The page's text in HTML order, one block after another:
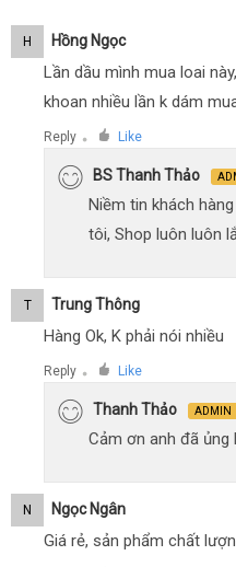
H Hồng Ngọc
Lần dầu mình mua loai
khoan nhiều lần k dám
Reply ● Like
BS Thanh Thảo
Niềm tin khách
tôi, Shop luôn luôn
T Trung Thông
Hàng Ok, K phải nói nhiều
Reply ● Like
Thanh Thảo ADMIN
Cảm ơn anh đã ủng
N Ngọc Ngân
Giá rẻ, sản phẩm chất